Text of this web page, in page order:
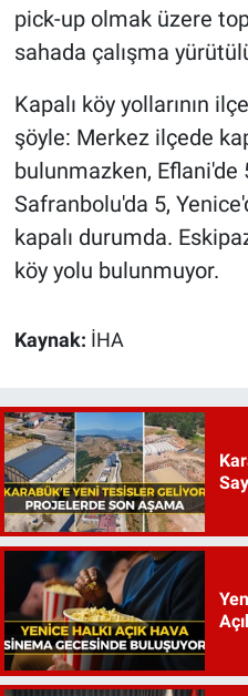
pick-up olmak üzere
sahada çalışma
Kapalı köy yollarının
şöyle: Merkez ilçede
bulunmazken, Eflani'de
Safranbolu'da 5,
kapalı durumda.
köy yolu bulunmuyor.
Kaynak: İHA